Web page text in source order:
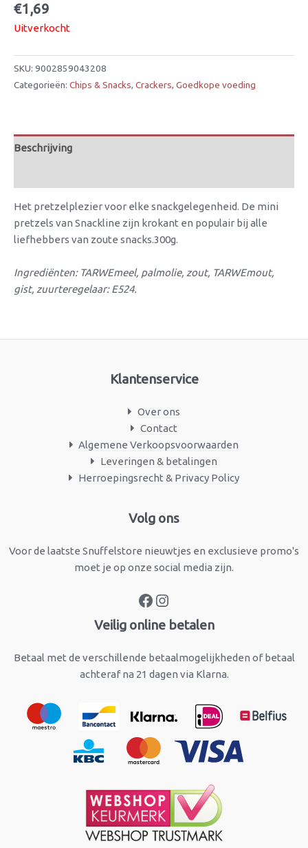
€1,69
Uitverkocht
SKU: 9002859043208
Categorieën: Chips & Snacks, Crackers, Goedkope voeding
Beschrijving
Het pretzelplezier voor elke snackgelegenheid. De mini
pretzels van Snackline zijn krokant en populair bij alle
liefhebbers van zoute snacks.300g.
Ingrediënten: TARWEmeel, palmolie, zout, TARWEmout,
gist, zuurteregelaar: E524.
Klantenservice
Over ons
Contact
Algemene Verkoopsvoorwaarden
Leveringen & betalingen
Herroepingsrecht & Privacy Policy
Volg ons
Voor de laatste Snuffelstore nieuwtjes en exclusieve promo's
moet je op onze social media zijn.
Facebook
Veilig online betalen
Betaal met de verschillende betaalmogelijkheden of betaal
achteraf na 21 dagen via Klarna.